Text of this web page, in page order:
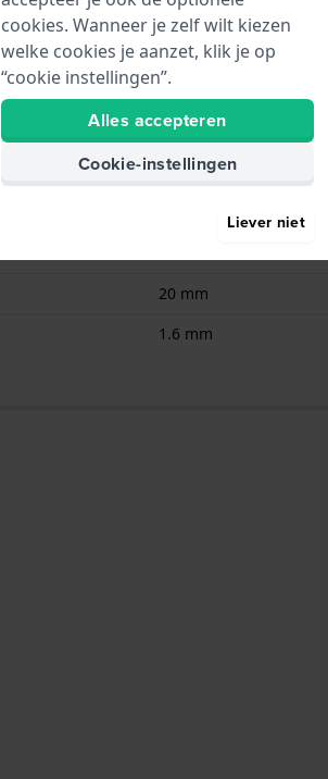
Renata
CR2016
20 mm
1.6 mm
cookies. Wanneer je zelf wilt kiezen
welke cookies je aanzet, klik je op
“cookie instellingen”.
Alles accepteren
Cookie-instellingen
Liever niet